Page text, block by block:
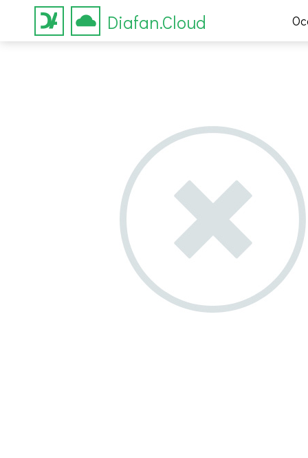
Diafan.Cloud